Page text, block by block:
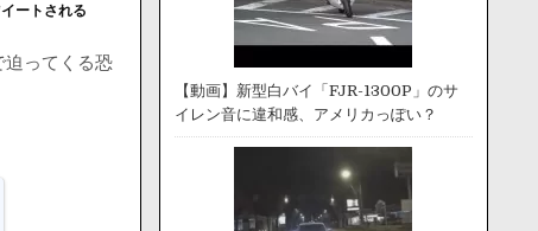
ートされる
迫ってくる恐
【動画】新型白バイ「FJR-1300P」のサ
イレン音に違和感、アメリカっぽい？